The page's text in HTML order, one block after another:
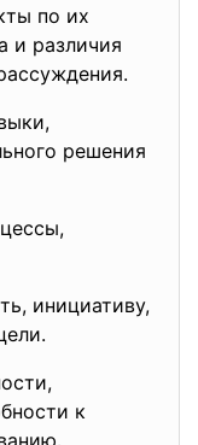
по их
и различия
решения
инициативу,
к